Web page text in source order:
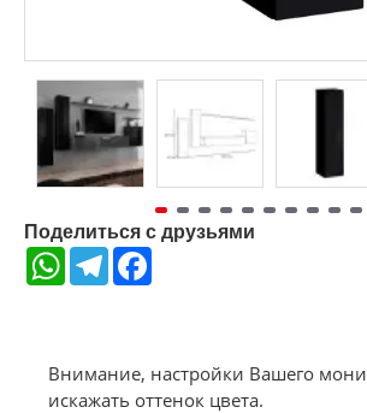
Поделиться с друзьями
WhatsAppTelegram
Внимание, настройки Вашего
искажать оттенок цвета.